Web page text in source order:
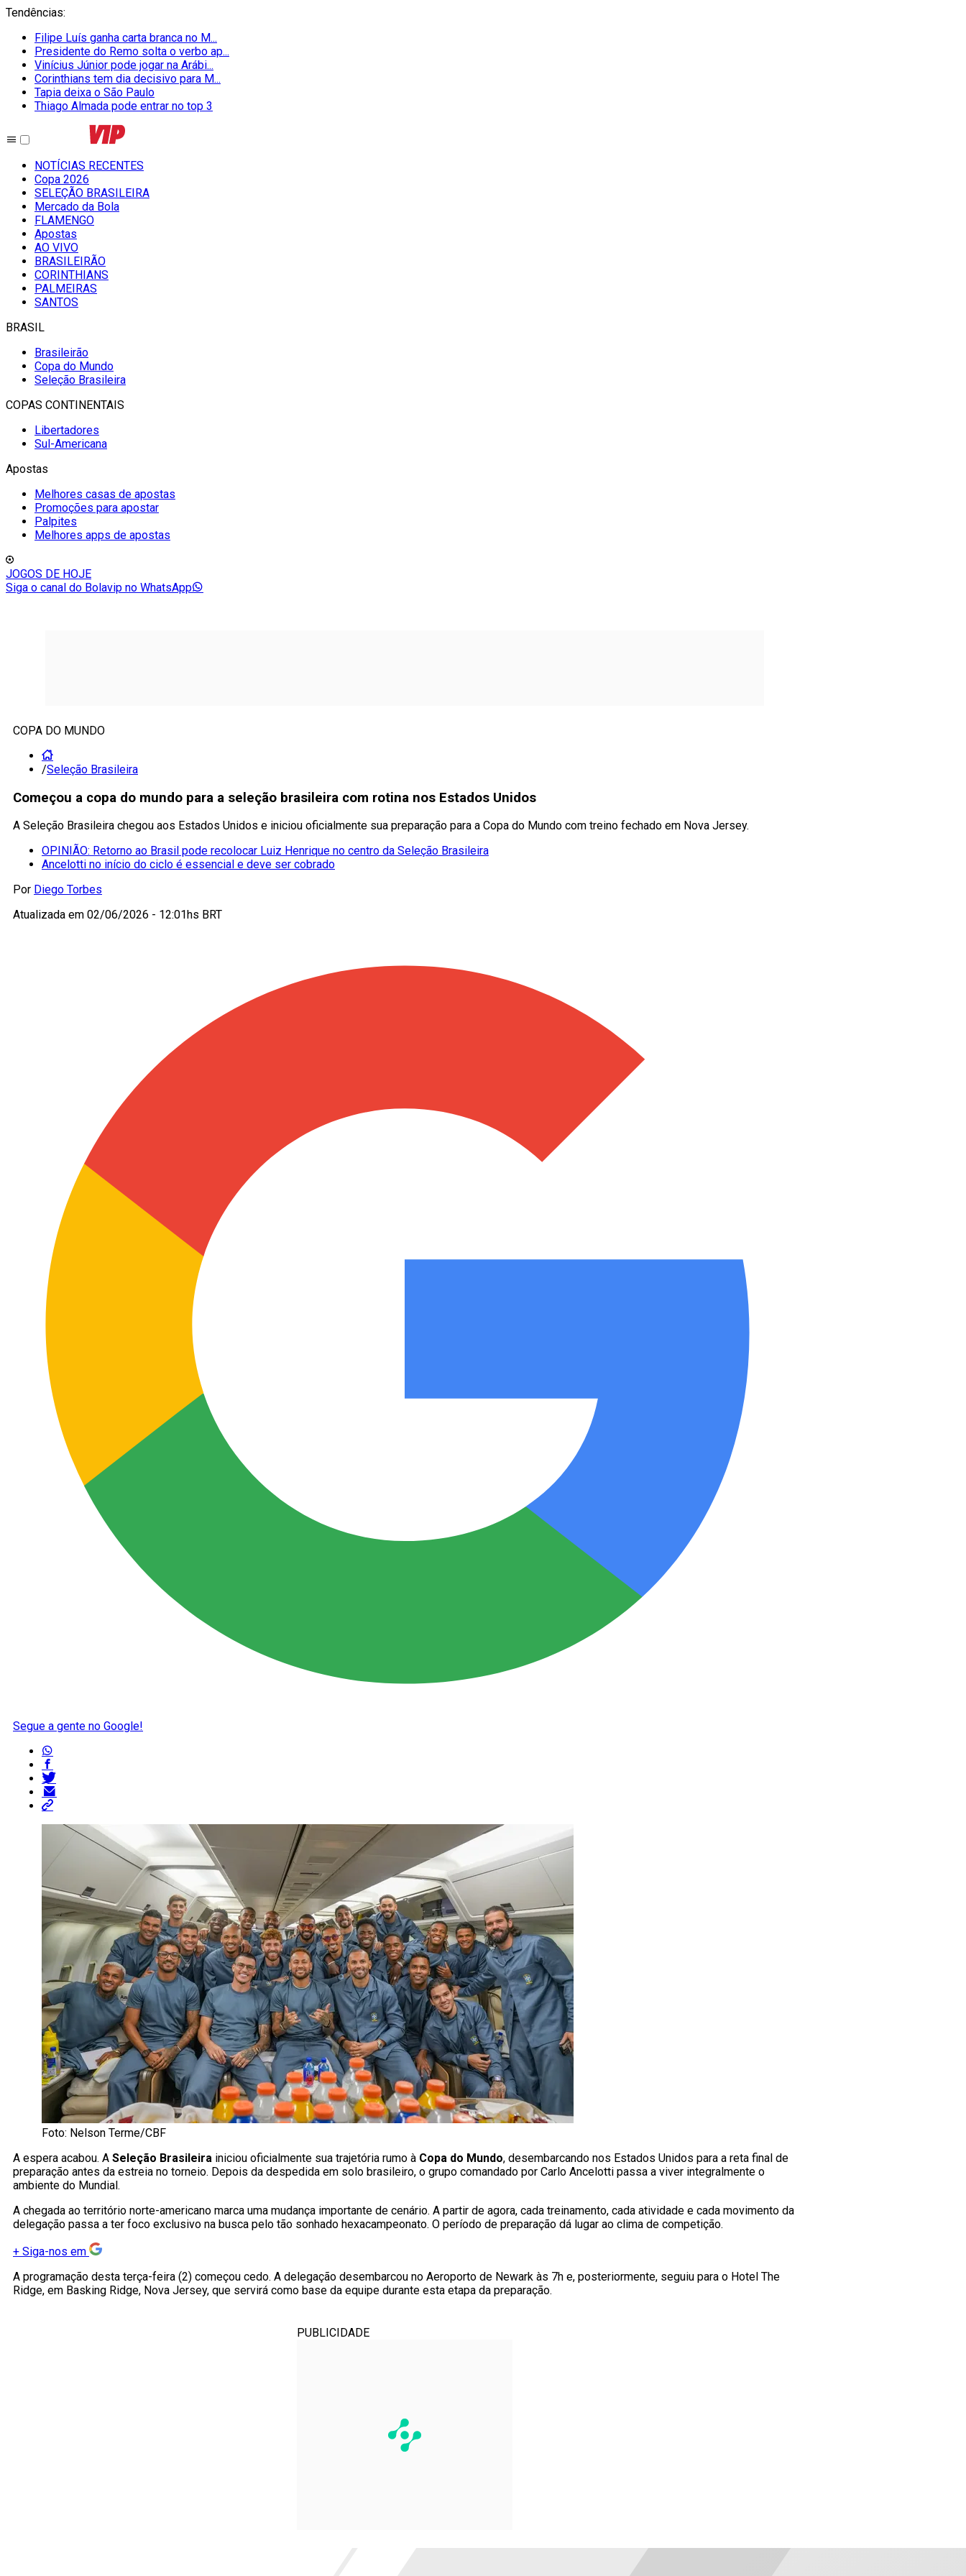
Tendências:
Filipe Luís ganha carta branca no M...
Presidente do Remo solta o verbo ap...
Vinícius Júnior pode jogar na Arábi...
Corinthians tem dia decisivo para M...
Tapia deixa o São Paulo
Thiago Almada pode entrar no top 3
NOTÍCIAS RECENTES
Copa 2026
SELEÇÃO BRASILEIRA
Mercado da Bola
FLAMENGO
Apostas
AO VIVO
BRASILEIRÃO
CORINTHIANS
PALMEIRAS
SANTOS
BRASIL
Brasileirão
Copa do Mundo
Seleção Brasileira
COPAS CONTINENTAIS
Libertadores
Sul-Americana
Apostas
Melhores casas de apostas
Promoções para apostar
Palpites
Melhores apps de apostas
JOGOS DE HOJE
Siga o canal do Bolavip no WhatsApp
COPA DO MUNDO
/Seleção Brasileira
Começou a copa do mundo para a seleção brasileira com rotina nos Estados Unidos
A Seleção Brasileira chegou aos Estados Unidos e iniciou oficialmente sua preparação para a Copa do Mundo com treino fechado em Nova Jersey.
OPINIÃO: Retorno ao Brasil pode recolocar Luiz Henrique no centro da Seleção Brasileira
Ancelotti no início do ciclo é essencial e deve ser cobrado
Por Diego Torbes
Atualizada em 02/06/2026 - 12:01hs BRT
Segue a gente no Google!
Foto: Nelson Terme/CBF
A espera acabou. A Seleção Brasileira iniciou oficialmente sua trajetória rumo à Copa do Mundo, desembarcando nos Estados Unidos para a reta final de
preparação antes da estreia no torneio. Depois da despedida em solo brasileiro, o grupo comandado por Carlo Ancelotti passa a viver integralmente o
ambiente do Mundial.
A chegada ao território norte-americano marca uma mudança importante de cenário. A partir de agora, cada treinamento, cada atividade e cada movimento da
delegação passa a ter foco exclusivo na busca pelo tão sonhado hexacampeonato. O período de preparação dá lugar ao clima de competição.
+ Siga-nos em
A programação desta terça-feira (2) começou cedo. A delegação desembarcou no Aeroporto de Newark às 7h e, posteriormente, seguiu para o Hotel The
Ridge, em Basking Ridge, Nova Jersey, que servirá como base da equipe durante esta etapa da preparação.
PUBLICIDADE